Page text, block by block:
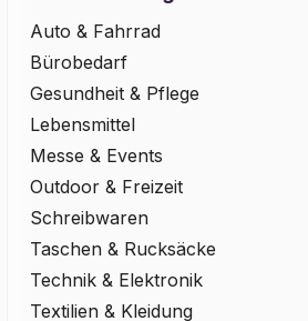
Auto & Fahrrad
Bürobedarf
Gesundheit & Pflege
Lebensmittel
Messe & Events
Outdoor & Freizeit
Schreibwaren
Taschen & Rucksäcke
Technik & Elektronik
Textilien & Kleidung